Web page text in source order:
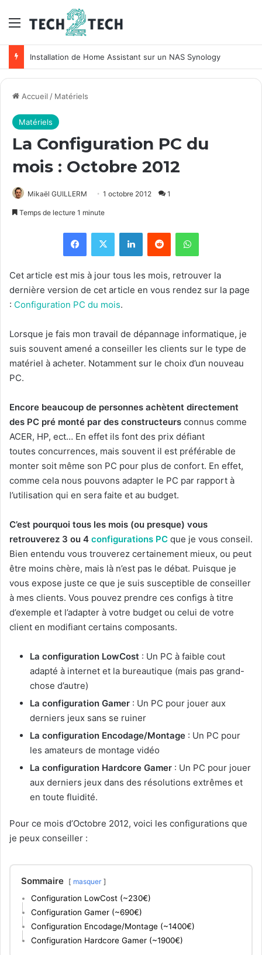
Menu
Installation de Home Assistant sur un NAS Synology
Accueil / Matériels
Matériels
La Configuration PC du
mois : Octobre 2012
Mikaël GUILLERM 1 octobre 2012 1
Temps de lecture 1 minute
Cet article est mis à jour tous les mois, retrouver la
dernière version de cet article en vous rendez sur la page
: Configuration PC du mois.
Lorsque je fais mon travail de dépannage informatique, je
suis souvent amené a conseiller les clients sur le type de
matériel à acheter. Notamment sur le choix d’un nouveau
PC.
Encore beaucoup de personnes achètent directement
des PC pré monté par des constructeurs connus comme
ACER, HP, ect… En effet ils font des prix défiant
toutes concurrences, mais souvent il est préférable de
monter soit même son PC pour plus de confort. En effet,
comme cela nous pouvons adapter le PC par rapport à
l’utilisation qui en sera faite et au budget.
C’est pourquoi tous les mois (ou presque) vous
retrouverez 3 ou 4 configurations PC que je vous conseil.
Bien entendu vous trouverez certainement mieux, ou peut
être moins chère, mais là n’est pas le débat. Puisque je
vous expose juste ce que je suis susceptible de conseiller
à mes clients. Vous pouvez prendre ces configs à titre
d’exemple et l’adapter à votre budget ou celui de votre
client en modifiant certains composants.
La configuration LowCost : Un PC à faible cout
adapté à internet et la bureautique (mais pas grand-
chose d’autre)
La configuration Gamer : Un PC pour jouer aux
derniers jeux sans se ruiner
La configuration Encodage/Montage : Un PC pour
les amateurs de montage vidéo
La configuration Hardcore Gamer : Un PC pour jouer
aux derniers jeux dans des résolutions extrêmes et
en toute fluidité.
Pour ce mois d’Octobre 2012, voici les configurations que
je peux conseiller :
Sommaire masquer
Configuration LowCost (~230€)
Configuration Gamer (~690€)
Configuration Encodage/Montage (~1400€)
Configuration Hardcore Gamer (~1900€)